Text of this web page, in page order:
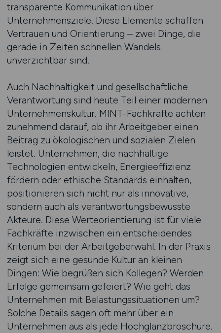
transparente Kommunikation über
Unternehmensziele. Diese Elemente schaffen
Vertrauen und Orientierung – zwei Dinge, die
gerade in Zeiten schnellen Wandels
unverzichtbar sind.
Auch Nachhaltigkeit und gesellschaftliche
Verantwortung sind heute Teil einer modernen
Unternehmenskultur. MINT-Fachkräfte achten
zunehmend darauf, ob ihr Arbeitgeber einen
Beitrag zu ökologischen und sozialen Zielen
leistet. Unternehmen, die nachhaltige
Technologien entwickeln, Energieeffizienz
fördern oder ethische Standards einhalten,
positionieren sich nicht nur als innovative,
sondern auch als verantwortungsbewusste
Akteure. Diese Werteorientierung ist für viele
Fachkräfte inzwischen ein entscheidendes
Kriterium bei der Arbeitgeberwahl. In der Praxis
zeigt sich eine gesunde Kultur an kleinen
Dingen: Wie begrüßen sich Kollegen? Werden
Erfolge gemeinsam gefeiert? Wie geht das
Unternehmen mit Belastungssituationen um?
Solche Details sagen oft mehr über ein
Unternehmen aus als jede Hochglanzbroschüre.